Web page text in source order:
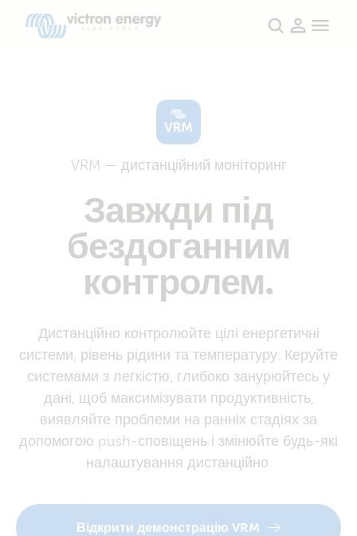
VRM — дистанційний моніторинг
Завжди під
бездоганним
контролем.
Дистанційно контролюйте цілі енергетичні
системи, рівень рідини та температуру. Керуйте
системами з легкістю, глибоко занурюйтесь у
дані, щоб максимізувати продуктивність,
виявляйте проблеми на ранніх стадіях за
допомогою push-сповіщень і змінюйте будь-які
налаштування дистанційно.
Відкрити демонстрацію VRM